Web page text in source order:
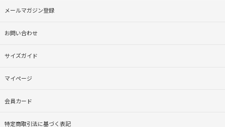
メールマガジン登録
お問い合わせ
サイズガイド
マイページ
会員カード
特定商取引法に基づく表記